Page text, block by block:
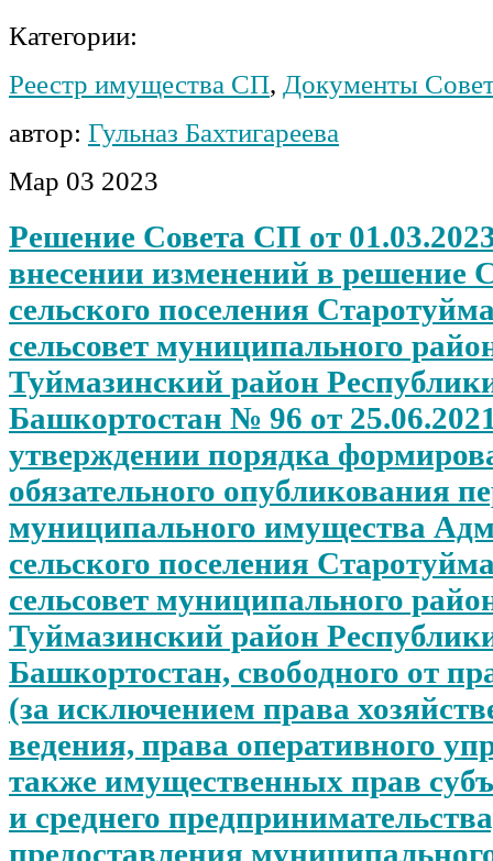
Категории:
Реестр имущества СП, Документы
автор: Гульназ Бахтигареева
Мар 03 2023
Решение Совета СП от
внесении изменений в решение
сельского поселения
сельсовет муниципального
Туймазинский район
Башкортостан № 96 от
утверждении порядка
обязательного опубликования
муниципального имущества
сельского поселения
сельсовет муниципального
Туймазинский район
Башкортостан, свободного от
(за исключением права
ведения, права оперативного
также имущественных прав
и среднего
предоставления